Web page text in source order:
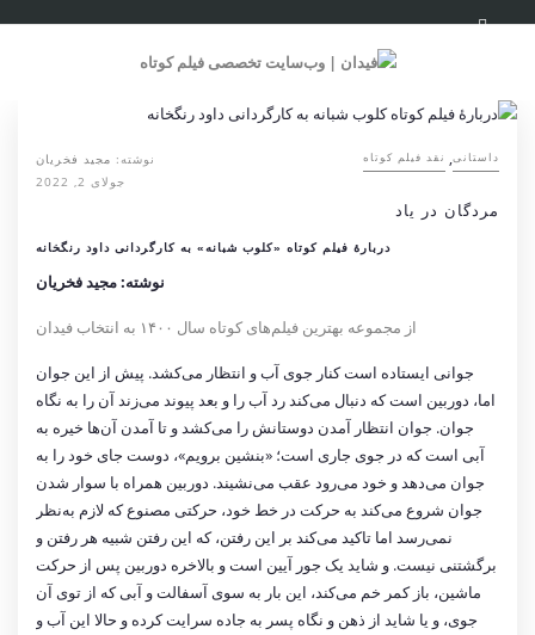
داستانی, نقد فیلم کوتاه نوشته: مجید فخریان
جولای 2, 2022
مردگان در یاد
دربارۀ فیلم کوتاه «کلوب شبانه» به کارگردانی داود رنگخانه
نوشته: مجید فخریان
از مجموعه بهترین فیلم‌های کوتاه سال ۱۴۰۰ به انتخاب فیدان
جوانی ایستاده است کنار جوی آب و انتظار می‌کشد. پیش از این جوان
اما، دوربین است که دنبال می‌کند رد آب را و بعد پیوند می‌زند آن را به نگاه
جوان. جوان انتظار آمدن دوستانش را می‌کشد و تا آمدن آن‌ها خیره به
آبی است که در جوی جاری است؛ «بنشین برویم»، دوست جای خود را به
جوان می‌دهد و خود می‌رود عقب می‌نشیند. دوربین همراه با سوار شدن
جوان شروع می‌کند به حرکت در خط خود، حرکتی مصنوع که لازم به‌نظر
نمی‌رسد اما تاکید می‌کند بر این رفتن، که این رفتن شبیه هر رفتن و
برگشتنی نیست. و شاید یک جور آیین است و بالاخره دوربین پس از حرکت
ماشین، باز کمر خم می‌کند، این بار به سوی آسفالت و آبی که از توی آن
جوی، و یا شاید از ذهن و نگاه پسر به جاده سرایت کرده و حالا این آب و